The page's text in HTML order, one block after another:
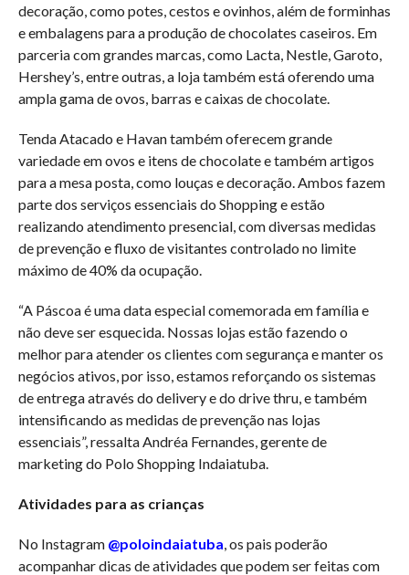
decoração, como potes, cestos e ovinhos, além de forminhas
e embalagens para a produção de chocolates caseiros. Em
parceria com grandes marcas, como Lacta, Nestle, Garoto,
Hershey’s, entre outras, a loja também está oferendo uma
ampla gama de ovos, barras e caixas de chocolate.
Tenda Atacado e Havan também oferecem grande
variedade em ovos e itens de chocolate e também artigos
para a mesa posta, como louças e decoração. Ambos fazem
parte dos serviços essenciais do Shopping e estão
realizando atendimento presencial, com diversas medidas
de prevenção e fluxo de visitantes controlado no limite
máximo de 40% da ocupação.
“A Páscoa é uma data especial comemorada em família e
não deve ser esquecida. Nossas lojas estão fazendo o
melhor para atender os clientes com segurança e manter os
negócios ativos, por isso, estamos reforçando os sistemas
de entrega através do delivery e do drive thru, e também
intensificando as medidas de prevenção nas lojas
essenciais”, ressalta Andréa Fernandes, gerente de
marketing do Polo Shopping Indaiatuba.
Atividades para as crianças
No Instagram @poloindaiatuba , os pais poderão
acompanhar dicas de atividades que podem ser feitas com